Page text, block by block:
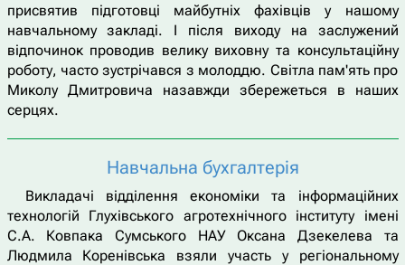
присвятив підготовці майбутніх фахівців у нашому
навчальному закладі. І після виходу на заслужений
відпочинок проводив велику виховну та консультаційну
роботу, часто зустрічався з молоддю. Світла пам'ять про
Миколу Дмитровича назавжди збережеться в наших
серцях.
Навчальна бухгалтерія
Викладачі відділення економіки та інформаційних
технологій Глухівського агротехнічного інституту імені
С.А. Ковпака Сумського НАУ Оксана Дзекелева та
Людмила Коренівська взяли участь у регіональному